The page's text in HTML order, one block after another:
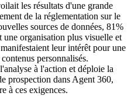
les résultats d'une grande
de la réglementation sur le
sources de données, 81%
une organisation plus visuelle et
leur intérêt pour une
personnalisés.
à l'action et déploie la
prospection dans Agent 360,
à ces exigences.